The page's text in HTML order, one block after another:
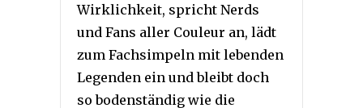
Wirklichkeit, spricht Nerds
und Fans aller Couleur an, lädt
zum Fachsimpeln mit lebenden
Legenden ein und bleibt doch
so bodenständig wie die